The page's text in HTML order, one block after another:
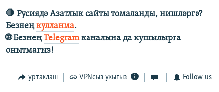
🛑 Русиядә Азатлык сайты томаланды, нишләргә?
Безнеңкулланма.
🌐 БезнеңTelegramканалына да кушылырга
онытмагыз!
уртаклаш VPNсыз укыгыз Follow us